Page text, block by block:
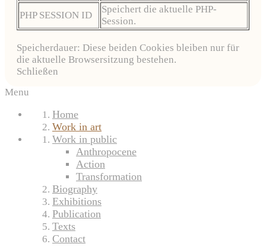
PHP SESSION ID
Speichert die aktuelle PHP-
Session.
Speicherdauer: Diese beiden Cookies bleiben nur für
die aktuelle Browsersitzung bestehen.
Schließen
Menu
Home
Work in art
Work in public
Anthropocene
Action
Transformation
Biography
Exhibitions
Publication
Texts
Contact